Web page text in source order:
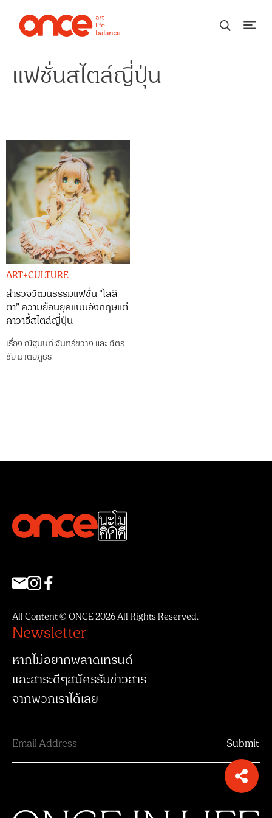
แฟชั่นสไตล์ญี่ปุ่น
ART+CULTURE
สำรวจวัฒนธรรมแฟชั่น “โลลิ
ตา” ความย้อนยุคแบบอังกฤษแต่
คาวาอี้สไตล์ญี่ปุ่น
เรื่องณัฐนนท์ จันทร์ขวาง และฉัตร
ชัย มาตยภูธร
All Content © ONCE 2026 All Rights Reserved.
Newsletter
หากไม่อยากพลาดเทรนด์
และสาระดีๆสมัครรับข่าวสาร
จากพวกเราได้เลย